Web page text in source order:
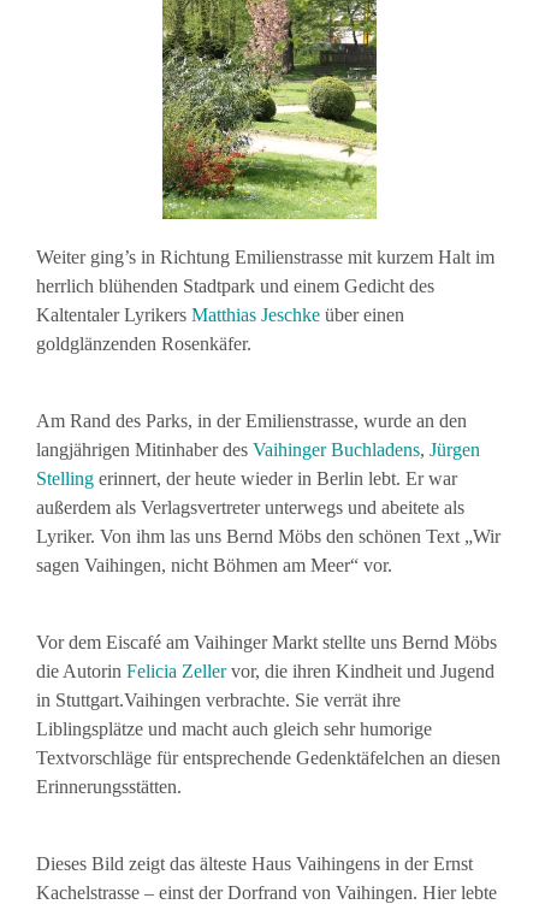
Weiter ging’s in Richtung Emilienstrasse mit kurzem Halt im
herrlich blühenden Stadtpark und einem Gedicht des
Kaltentaler Lyrikers Matthias Jeschke über einen
goldglänzenden Rosenkäfer.
Am Rand des Parks, in der Emilienstrasse, wurde an den
langjährigen Mitinhaber des Vaihinger Buchladens, Jürgen
Stelling erinnert, der heute wieder in Berlin lebt. Er war
außerdem als Verlagsvertreter unterwegs und abeitete als
Lyriker. Von ihm las uns Bernd Möbs den schönen Text „Wir
sagen Vaihingen, nicht Böhmen am Meer“ vor.
Vor dem Eiscafé am Vaihinger Markt stellte uns Bernd Möbs
die Autorin Felicia Zellervor, die ihren Kindheit und Jugend
in Stuttgart.Vaihingen verbrachte. Sie verrät ihre
Liblingsplätze und macht auch gleich sehr humorige
Textvorschläge für entsprechende Gedenktäfelchen an diesen
Erinnerungsstätten.
Dieses Bild zeigt das älteste Haus Vaihingens in der Ernst
Kachelstrasse – einst der Dorfrand von Vaihingen. Hier lebte